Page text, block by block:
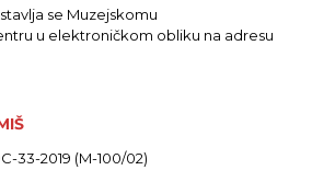
se Muzejskomu
u elektroničkom obliku na adresu
33-2019 (M-100/02)